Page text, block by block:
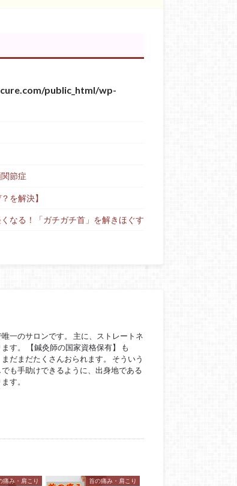
public_html/wp-
節症
解決】
なる！「ガチガチ首」を解きほぐす
一のサロンです。 主に、ストレートネ
す。 【鍼灸師の国家資格保有】 も
だまだたくさんおられます。 そういう
も手助けできるように、出身地である
す。
痛み・肩こり 首の痛み・肩こり